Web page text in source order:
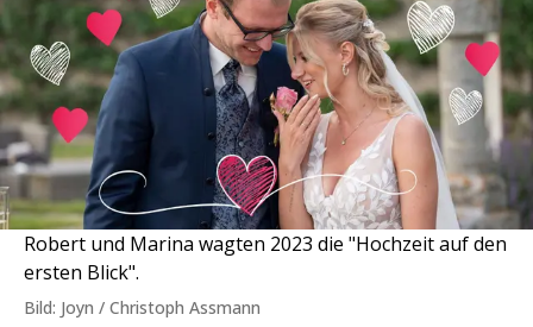
Robert und Marina wagten 2023 die "Hochzeit auf den
ersten Blick".
Bild: Joyn / Christoph Assmann